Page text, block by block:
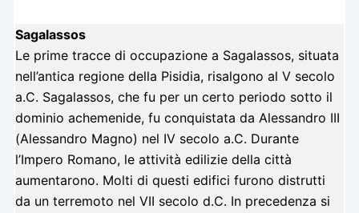
Sagalassos
Le prime tracce di occupazione a Sagalassos, situata
nell’antica regione della Pisidia, risalgono al V secolo
a.C. Sagalassos, che fu per un certo periodo sotto il
dominio achemenide, fu conquistata da Alessandro III
(Alessandro Magno) nel IV secolo a.C. Durante
l’Impero Romano, le attività edilizie della città
aumentarono. Molti di questi edifici furono distrutti
da un terremoto nel VII secolo d.C. In precedenza si